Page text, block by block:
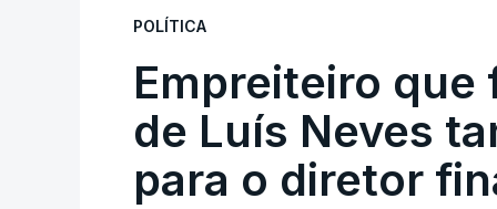
POLÍTICA
Empreiteiro que
de Luís Neves
para o diretor